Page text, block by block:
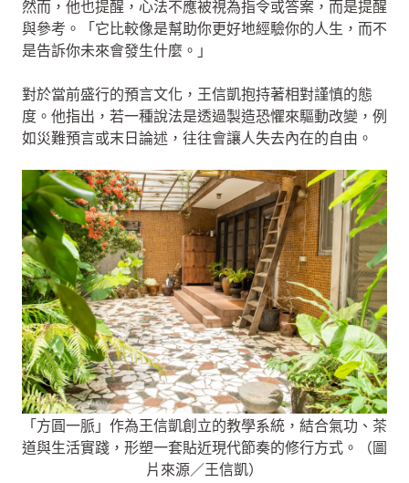
然而，他也提醒，心法不應被視為指令或答案，而是提醒
與參考。「它比較像是幫助你更好地經驗你的人生，而不
是告訴你未來會發生什麼。」
對於當前盛行的預言文化，王信凱抱持著相對謹慎的態
度。他指出，若一種說法是透過製造恐懼來驅動改變，例
如災難預言或末日論述，往往會讓人失去內在的自由。
「方圓一脈」作為王信凱創立的教學系統，結合氣功、茶
道與生活實踐，形塑一套貼近現代節奏的修行方式。（圖
片來源／王信凱）